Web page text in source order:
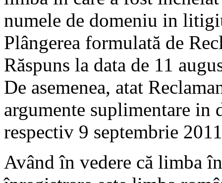
numele de domeniu in
Plângerea formulată de
Răspuns la data de 11
De asemenea, atat
argumente suplimentare in
respectiv 9 septembrie
Având în vedere că limba